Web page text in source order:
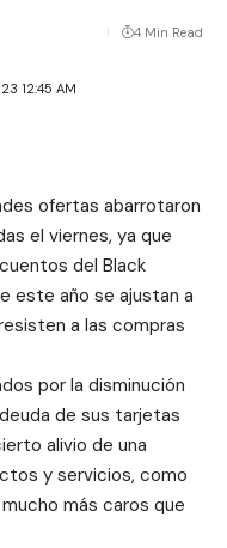
12:45 AM
4 Min Read
ofertas abarrotaron
el viernes, ya que
del Black
este año se ajustan a
a las compras
por la disminución
de sus tarjetas
alivio de una
y servicios, como
más caros que